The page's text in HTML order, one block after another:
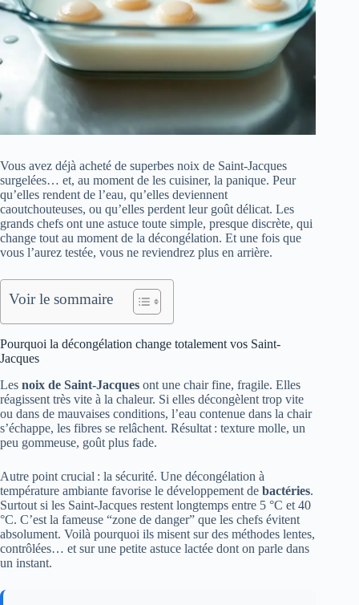
Vous avez déjà acheté de superbes noix de Saint-Jacques
surgelées… et, au moment de les cuisiner, la panique. Peur
qu’elles rendent de l’eau, qu’elles deviennent
caoutchouteuses, ou qu’elles perdent leur goût délicat. Les
grands chefs ont une astuce toute simple, presque discrète, qui
change tout au moment de la décongélation. Et une fois que
vous l’aurez testée, vous ne reviendrez plus en arrière.
Voir le sommaire
Pourquoi la décongélation change totalement vos Saint-
Jacques
Les noix de Saint-Jacques ont une chair fine, fragile. Elles
réagissent très vite à la chaleur. Si elles décongèlent trop vite
ou dans de mauvaises conditions, l’eau contenue dans la chair
s’échappe, les fibres se relâchent. Résultat : texture molle, un
peu gommeuse, goût plus fade.
Autre point crucial : la sécurité. Une décongélation à
température ambiante favorise le développement de bactéries.
Surtout si les Saint-Jacques restent longtemps entre 5 °C et 40
°C. C’est la fameuse “zone de danger” que les chefs évitent
absolument. Voilà pourquoi ils misent sur des méthodes lentes,
contrôlées… et sur une petite astuce lactée dont on parle dans
un instant.